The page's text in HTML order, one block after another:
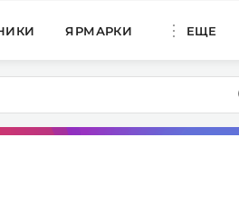
ЯРМАРКИ ЕЩЕ